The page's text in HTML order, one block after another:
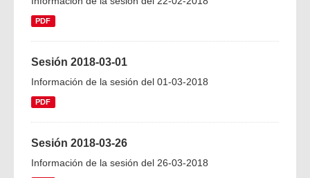
PDF
Sesión 2018-03-01
Información de la sesión del 01-03-2018
PDF
Sesión 2018-03-26
Información de la sesión del 26-03-2018